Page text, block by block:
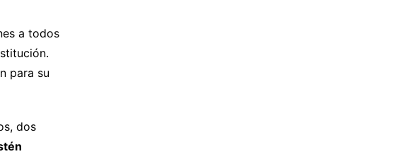
a todos
para su
dos